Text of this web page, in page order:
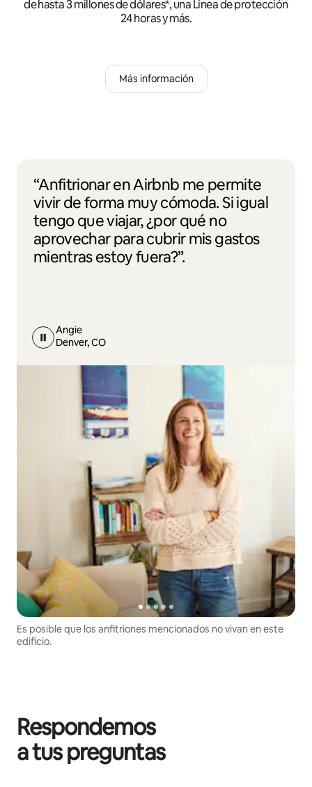
de hasta 3 millones de dólares*, una Línea de protección
24 horas y más.
Más información
“Anfitrionar en Airbnb me permite
vivir de forma muy cómoda. Si igual
tengo que viajar, ¿por qué no
aprovechar para cubrir mis gastos
mientras estoy fuera?”.
Angie
Denver, CO
Es posible que los anfitriones mencionados no vivan en este
edificio.
Respondemos
a tus preguntas